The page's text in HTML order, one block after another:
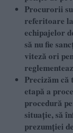
Procurorii
referitoare
echipajelor
să nu fie
viteză ori
Precizăm
etapă a
procedură
situație, să
prezumției